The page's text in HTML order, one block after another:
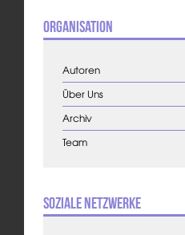
Organisation
Autoren
Über Uns
Archiv
Team
Soziale Netzwerke